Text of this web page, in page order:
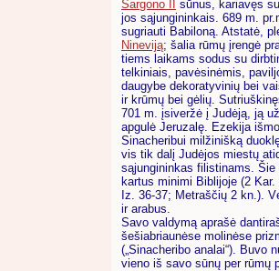
Sargono II
sūnus, kariavęs
jos sąjungininkais. 689 m.
sugriauti Babiloną. Atstatė,
Nineviją; šalia rūmų įrengė
tiems laikams sodus su
telkiniais, pavėsinėmis,
daugybe dekoratyvinių bei
ir krūmų bei gėlių.
701 m. įsiveržė į Judėją, ją
apgulė Jeruzalę. Ezekija
Sinacheribui milžinišką
vis tik dalį Judėjos miestų
sąjungininkas filistinams.
kartus minimi Biblijoje (2 Kar.
Iz. 36-37; Metraščių 2 kn.).
ir arabus.
Savo valdymą aprašė
šešiabriaunėse molinėse
(„Sinacheribo analai“). Buvo
vieno iš savo sūnų per rūmų